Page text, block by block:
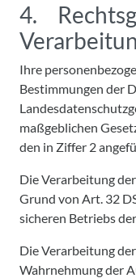
4.
Ihre
Bestimmungen der
maßgeblichen
den in Ziffer 2
Die Verarbeitung
Grund von Art. 32
sicheren Betriebs
Die Verarbeitung
Wahrnehmung der